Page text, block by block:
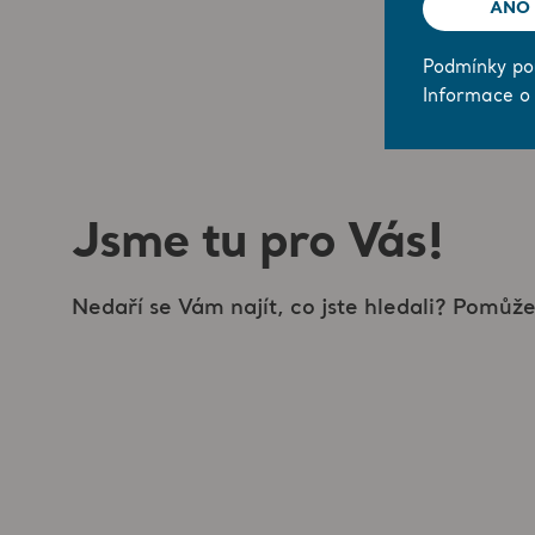
Jsme tu pro Vás!
Nedaří se Vám najít, co jste hledali?
ANO
Podmínky
Informace